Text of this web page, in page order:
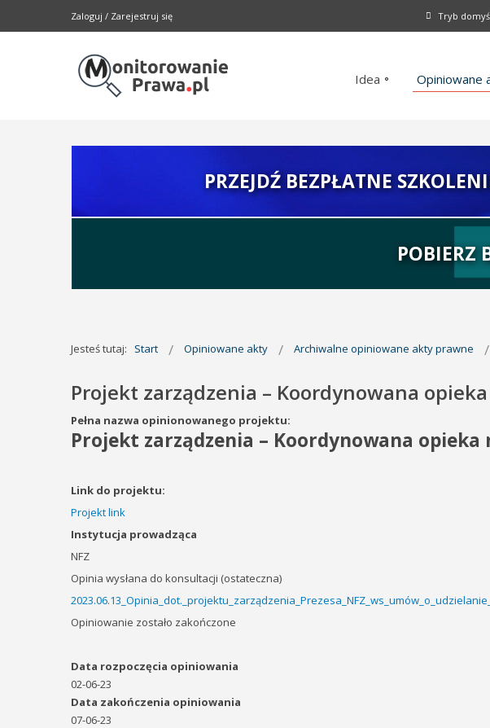
Zaloguj / Zarejestruj się Tryb
Idea Opiniowane
PRZEJDŹ BEZPŁATNE
POBIERZ
Jesteś tutaj: Start Opiniowane akty Archiwalne opiniowane akty prawne
Projekt zarządzenia – Koordynowana
Pełna nazwa opinionowanego projektu:
Projekt zarządzenia – Koordynowana
Link do projektu:
Projekt link
Instytucja prowadząca
NFZ
Opinia wysłana do konsultacji (ostateczna)
Opiniowanie zostało zakończone
Data rozpoczęcia opiniowania
02-06-23
Data zakończenia opiniowania
07-06-23